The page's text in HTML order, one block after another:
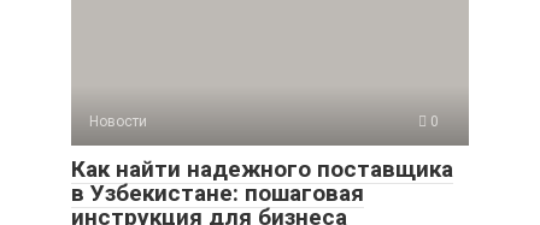
Новости 0
Как найти надежного поставщика
в Узбекистане: пошаговая
инструкция для бизнеса